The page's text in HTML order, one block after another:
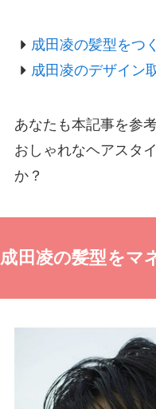
成田凌の髪型をつ
成田凌のデザイン
あなたも本記事を参
おしゃれなヘアスタ
か？
成田凌の髪型をマ